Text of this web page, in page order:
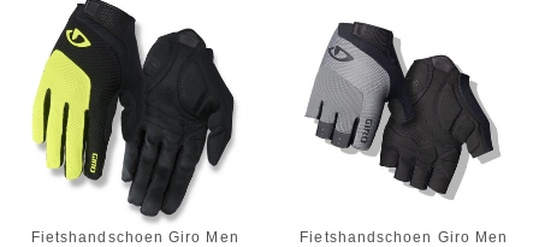
Fietshandschoen Giro Men
Fietshandschoen Giro Men